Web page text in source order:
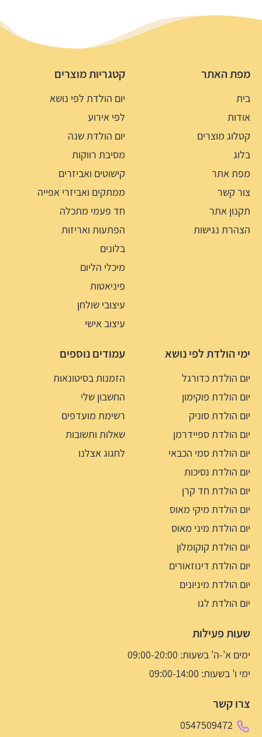
מפת האתר
בית
אודות
קטלוג מוצרים
בלוג
מפת אתר
צור קשר
תקנון אתר
הצהרת נגישות
קטגריות מוצרים
יום הולדת לפי נושא
לפי אירוע
יום הולדת שנה
מסיבת רווקות
קישוטים ואביזרים
ממתקים ואביזרי אפייה
חד פעמי מתכלה
הפתעות ואריזות
בלונים
מיכלי הליום
פיניאטות
עיצובי שולחן
עיצוב אישי
ימי הולדת לפי נושא
יום הולדת כדורגל
יום הולדת פוקימון
יום הולדת סוניק
יום הולדת ספיידרמן
יום הולדת סמי הכבאי
יום הולדת נסיכות
יום הולדת חד קרן
יום הולדת מיקי מאוס
יום הולדת מיני מאוס
יום הולדת קוקומלון
יום הולדת דינוזאורים
יום הולדת מיניונים
יום הולדת לגו
עמודים נוספים
הזמנות בסיטונאות
החשבון שלי
רשימת מועדפים
שאלות ותשובות
לחגוג אצלנו
שעות פעילות
ימים א’-ה’ בשעות: 09:00-20:00
ימי ו’ בשעות: 09:00-14:00
צרו קשר
0547509472